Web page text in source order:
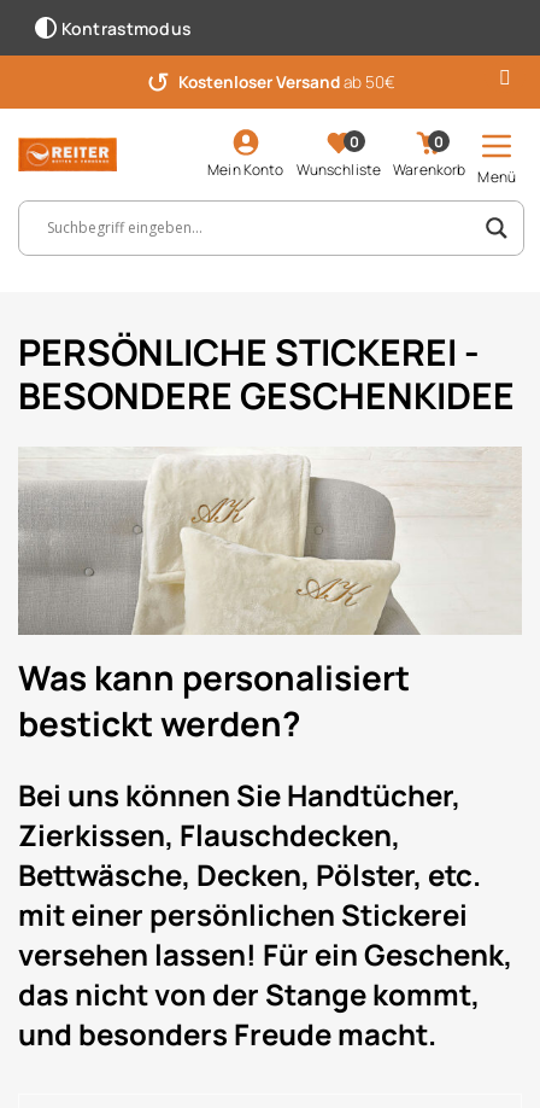
Kontrastmodus
↺ Kostenloser Versandab 50€
Mein Konto
0
Wunschliste
0
Warenkorb
Menü
Suchbegriff, Artikelnummer ...
PERSÖNLICHE STICKEREI -
BESONDERE GESCHENKIDEE
Was kann personalisiert
bestickt werden?
Bei uns können SieHandtücher,
Zierkissen, Flauschdecken,
Bettwäsche, Decken, Pölster, etc.
mit einer persönlichen Stickerei
versehen lassen! Für ein Geschenk,
das nicht von der Stange kommt,
und besonders Freude macht.